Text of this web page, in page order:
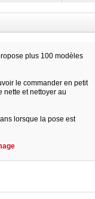
plus 100 modèles
le commander en petit
nette et nettoyer au
lorsque la pose est